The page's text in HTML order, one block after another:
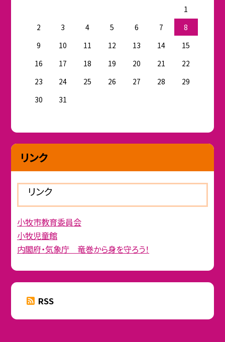
1
2
3 4 5 6 7
8
9
10 11 12 13 14
15
16
17 18 19 20 21
22
23
24 25 26 27 28
29
30
31
リンク
リンク
小牧市教育委員会
小牧児童館
内閣府・気象庁 竜巻から身を守ろう！
RSS